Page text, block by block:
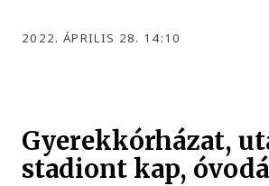
2022. ÁPRILIS 28. 14:10
Gyerekkórházat,
stadiont kap,